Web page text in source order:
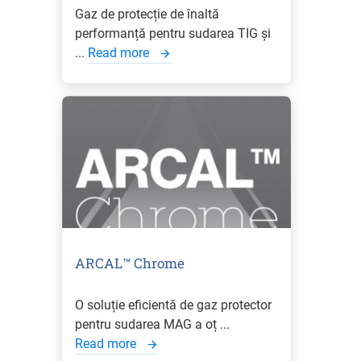
Gaz de protecție de înaltă
performanță pentru sudarea TIG și
... Read more
ARCAL™ Chrome
O soluție eficientă de gaz protector
pentru sudarea MAG a oț ...
Read more